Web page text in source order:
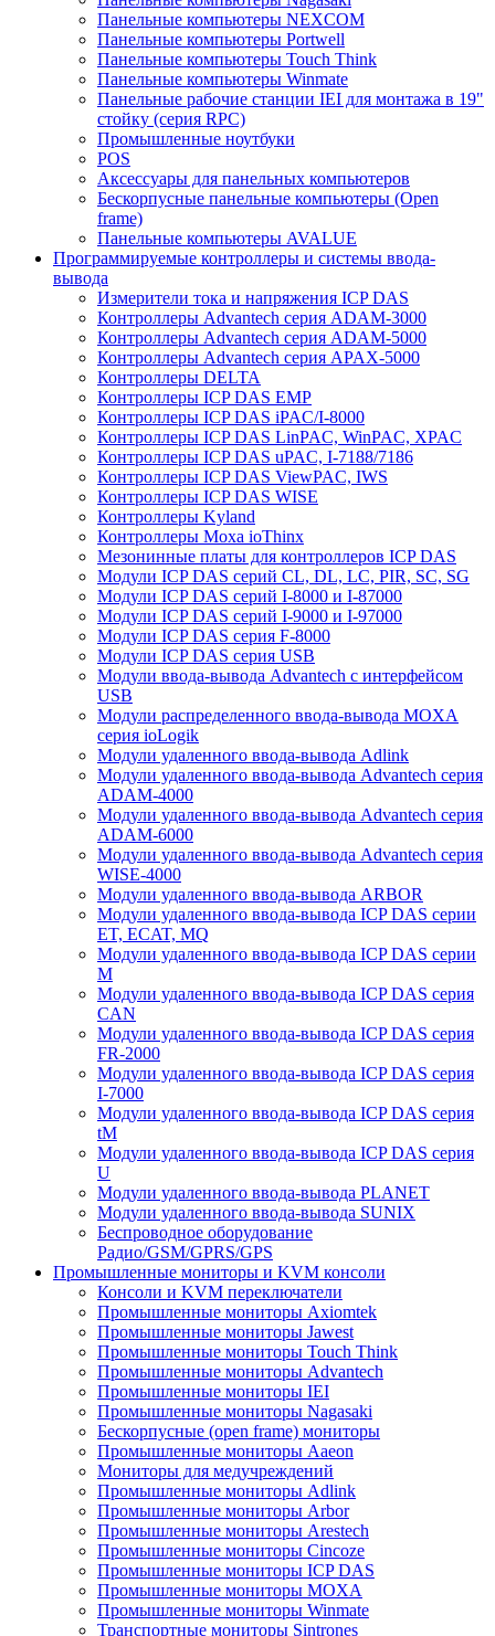
Панельные компьютеры NEXCOM
Панельные компьютеры Portwell
Панельные компьютеры Touch Think
Панельные компьютеры Winmate
Панельные рабочие станции IEI для монтажа в 19"
стойку (серия RPC)
Промышленные ноутбуки
POS
Аксессуары для панельных компьютеров
Бескорпусные панельные компьютеры (Open
frame)
Панельные компьютеры AVALUE
Программируемые контроллеры и системы ввода-
вывода
Измерители тока и напряжения ICP DAS
Контроллеры Advantech серия ADAM-3000
Контроллеры Advantech серия ADAM-5000
Контроллеры Advantech серия APAX-5000
Контроллеры DELTA
Контроллеры ICP DAS EMP
Контроллеры ICP DAS iPAC/I-8000
Контроллеры ICP DAS LinPAC, WinPAC, XPAC
Контроллеры ICP DAS uPAC, I-7188/7186
Контроллеры ICP DAS ViewPAC, IWS
Контроллеры ICP DAS WISE
Контроллеры Kyland
Контроллеры Moxa ioThinx
Мезонинные платы для контроллеров ICP DAS
Модули ICP DAS серий CL, DL, LC, PIR, SC, SG
Модули ICP DAS серий I-8000 и I-87000
Модули ICP DAS серий I-9000 и I-97000
Модули ICP DAS серия F-8000
Модули ICP DAS серия USB
Модули ввода-вывода Advantech с интерфейсом
USB
Модули распределенного ввода-вывода MOXA
серия ioLogik
Модули удаленного ввода-вывода Adlink
Модули удаленного ввода-вывода Advantech серия
ADAM-4000
Модули удаленного ввода-вывода Advantech серия
ADAM-6000
Модули удаленного ввода-вывода Advantech серия
WISE-4000
Модули удаленного ввода-вывода ARBOR
Модули удаленного ввода-вывода ICP DAS серии
ET, ECAT, MQ
Модули удаленного ввода-вывода ICP DAS серии
M
Модули удаленного ввода-вывода ICP DAS серия
CAN
Модули удаленного ввода-вывода ICP DAS серия
FR-2000
Модули удаленного ввода-вывода ICP DAS серия
I-7000
Модули удаленного ввода-вывода ICP DAS серия
tM
Модули удаленного ввода-вывода ICP DAS серия
U
Модули удаленного ввода-вывода PLANET
Модули удаленного ввода-вывода SUNIX
Беспроводное оборудование
Радио/GSM/GPRS/GPS
Промышленные мониторы и KVM консоли
Консоли и KVM переключатели
Промышленные мониторы Axiomtek
Промышленные мониторы Jawest
Промышленные мониторы Touch Think
Промышленные мониторы Advantech
Промышленные мониторы IEI
Промышленные мониторы Nagasaki
Бескорпусные (open frame) мониторы
Промышленные мониторы Aaeon
Мониторы для медучреждений
Промышленные мониторы Adlink
Промышленные мониторы Arbor
Промышленные мониторы Arestech
Промышленные мониторы Cincoze
Промышленные мониторы ICP DAS
Промышленные мониторы MOXA
Промышленные мониторы Winmate
Транспортные мониторы Sintrones